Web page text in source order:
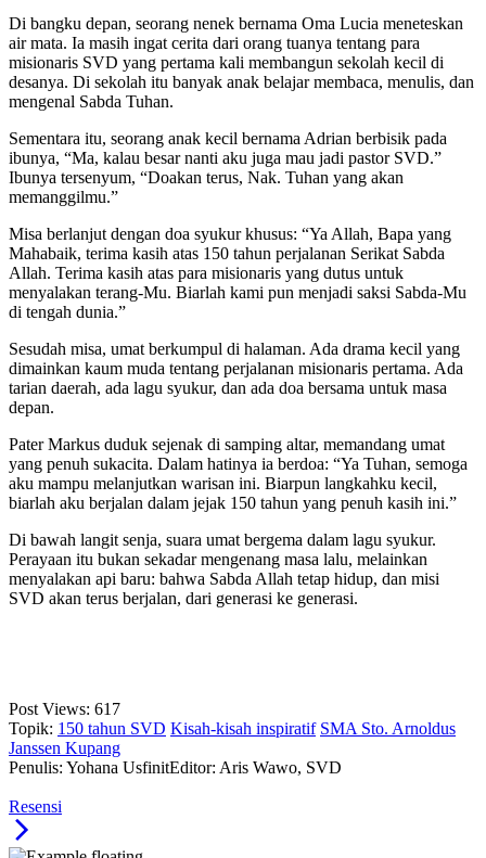
Di bangku depan, seorang nenek bernama Oma Lucia meneteskan
air mata. Ia masih ingat cerita dari orang tuanya tentang para
misionaris SVD yang pertama kali membangun sekolah kecil di
desanya. Di sekolah itu banyak anak belajar membaca, menulis, dan
mengenal Sabda Tuhan.
Sementara itu, seorang anak kecil bernama Adrian berbisik pada
ibunya, “Ma, kalau besar nanti aku juga mau jadi pastor SVD.”
Ibunya tersenyum, “Doakan terus, Nak. Tuhan yang akan
memanggilmu.”
Misa berlanjut dengan doa syukur khusus: “Ya Allah, Bapa yang
Mahabaik, terima kasih atas 150 tahun perjalanan Serikat Sabda
Allah. Terima kasih atas para misionaris yang dutus untuk
menyalakan terang-Mu. Biarlah kami pun menjadi saksi Sabda-Mu
di tengah dunia.”
Sesudah misa, umat berkumpul di halaman. Ada drama kecil yang
dimainkan kaum muda tentang perjalanan misionaris pertama. Ada
tarian daerah, ada lagu syukur, dan ada doa bersama untuk masa
depan.
Pater Markus duduk sejenak di samping altar, memandang umat
yang penuh sukacita. Dalam hatinya ia berdoa: “Ya Tuhan, semoga
aku mampu melanjutkan warisan ini. Biarpun langkahku kecil,
biarlah aku berjalan dalam jejak 150 tahun yang penuh kasih ini.”
Di bawah langit senja, suara umat bergema dalam lagu syukur.
Perayaan itu bukan sekadar mengenang masa lalu, melainkan
menyalakan api baru: bahwa Sabda Allah tetap hidup, dan misi
SVD akan terus berjalan, dari generasi ke generasi.
Post Views: 617
Topik: 150 tahun SVD Kisah-kisah inspiratif SMA Sto. Arnoldus
Janssen Kupang
Penulis: Yohana UsfinitEditor: Aris Wawo, SVD
Resensi